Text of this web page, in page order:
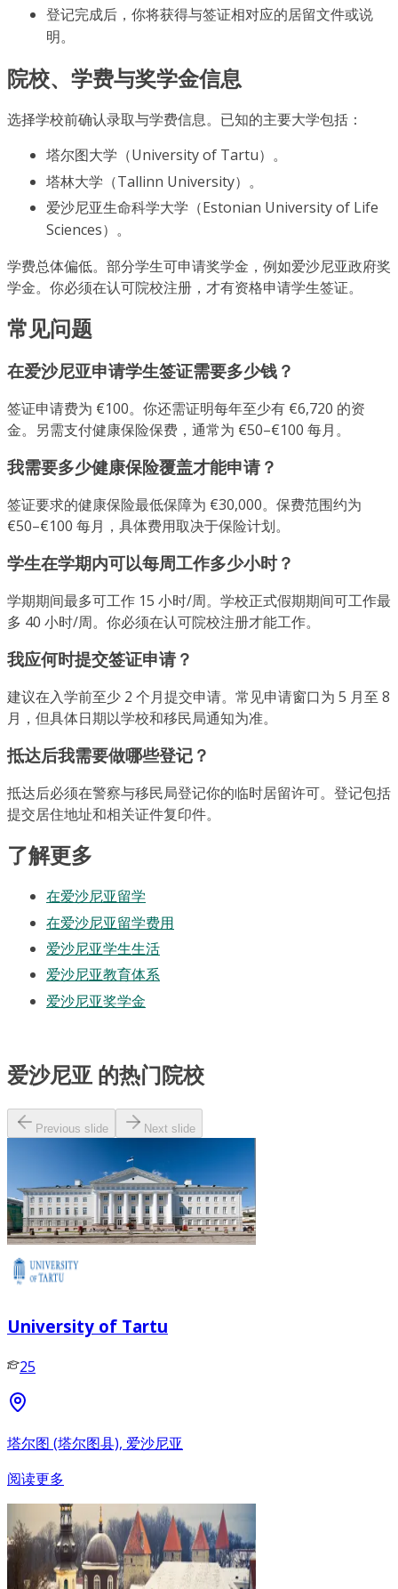
登记完成后，你将获得与签证相对应的居留文件或说
明。
院校、学费与奖学金信息
选择学校前确认录取与学费信息。已知的主要大学包括：
塔尔图大学（University of Tartu）。
塔林大学（Tallinn University）。
爱沙尼亚生命科学大学（Estonian University of Life
Sciences）。
学费总体偏低。部分学生可申请奖学金，例如爱沙尼亚政府奖
学金。你必须在认可院校注册，才有资格申请学生签证。
常见问题
在爱沙尼亚申请学生签证需要多少钱？
签证申请费为 €100。你还需证明每年至少有 €6,720 的资
金。另需支付健康保险保费，通常为 €50–€100 每月。
我需要多少健康保险覆盖才能申请？
签证要求的健康保险最低保障为 €30,000。保费范围约为
€50–€100 每月，具体费用取决于保险计划。
学生在学期内可以每周工作多少小时？
学期期间最多可工作 15 小时/周。学校正式假期期间可工作最
多 40 小时/周。你必须在认可院校注册才能工作。
我应何时提交签证申请？
建议在入学前至少 2 个月提交申请。常见申请窗口为 5 月至 8
月，但具体日期以学校和移民局通知为准。
抵达后我需要做哪些登记？
抵达后必须在警察与移民局登记你的临时居留许可。登记包括
提交居住地址和相关证件复印件。
了解更多
在爱沙尼亚留学
在爱沙尼亚留学费用
爱沙尼亚学生生活
爱沙尼亚教育体系
爱沙尼亚奖学金
爱沙尼亚 的热门院校
Previous slide Next slide
University of Tartu
25
塔尔图 (塔尔图县), 爱沙尼亚
阅读更多